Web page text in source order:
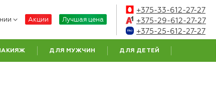
Акции Лучшая цена
+375-33-612-27-27
+375-29-612-27-27
+375-25-612-27-27
ДЛЯ МУЖЧИН ДЛЯ ДЕТЕЙ